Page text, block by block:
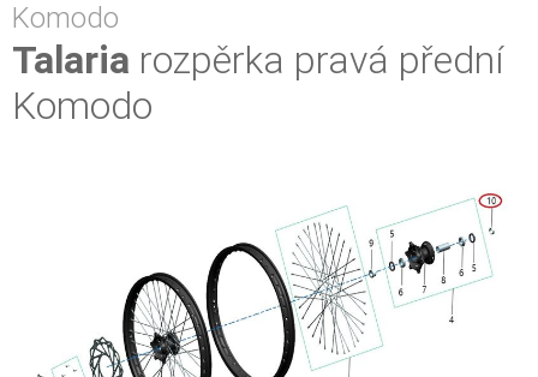
Komodo
Talaria rozpěrka pravá přední
Komodo